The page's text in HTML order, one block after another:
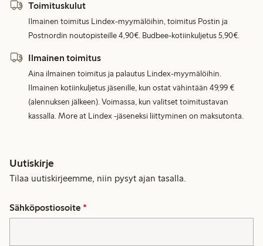
Toimituskulut
Ilmainen toimitus Lindex-myymälöihin, toimitus Postin ja
Postnordin noutopisteille 4,90€. Budbee-kotiinkuljetus 5,90€.
Ilmainen toimitus
Aina ilmainen toimitus ja palautus Lindex-myymälöihin.
Ilmainen kotiinkuljetus jäsenille, kun ostat vähintään 49,99 €
(alennuksen jälkeen). Voimassa, kun valitset toimitustavan
kassalla. More at Lindex -jäseneksi liittyminen on maksutonta.
Uutiskirje
Tilaa uutiskirjeemme, niin pysyt ajan tasalla.
Sähköpostiosoite *